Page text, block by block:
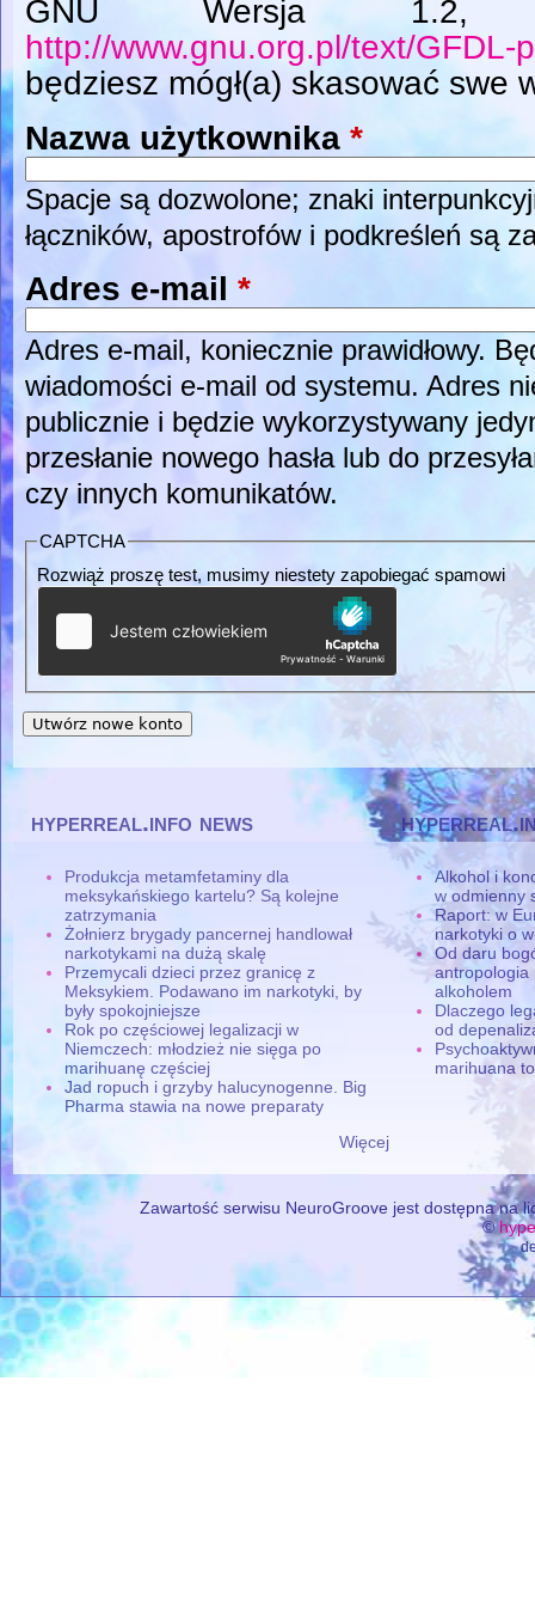
GNU Wersja 1.2,
http://www.gnu.org.pl/text/GFDL-
będziesz mógł(a) skasować swe
Nazwa użytkownika *
Spacje są dozwolone; znaki
łączników, apostrofów i podkreśleń są
Adres e-mail *
Adres e-mail, koniecznie prawidłowy.
wiadomości e-mail od systemu. Adres
publicznie i będzie wykorzystywany
przesłanie nowego hasła lub do
czy innych komunikatów.
CAPTCHA
Rozwiąż proszę test, musimy niestety zapobiegać spamowi
hyperreal.info news
Produkcja metamfetaminy dla
meksykańskiego kartelu? Są kolejne
zatrzymania
Żołnierz brygady pancernej handlował
narkotykami na dużą skalę
Przemycali dzieci przez granicę z
Meksykiem. Podawano im narkotyki, by
były spokojniejsze
Rok po częściowej legalizacji w
Niemczech: młodzież nie sięga po
marihuanę częściej
Jad ropuch i grzyby halucynogenne. Big
Pharma stawia na nowe preparaty
Więcej
Alkohol i
w odmienny
Raport: w
narkotyki o
Od daru
antropologia
alkoholem
Dlaczego
od
marihuana
Zawartość serwisu NeuroGroove jest dostępna na
©